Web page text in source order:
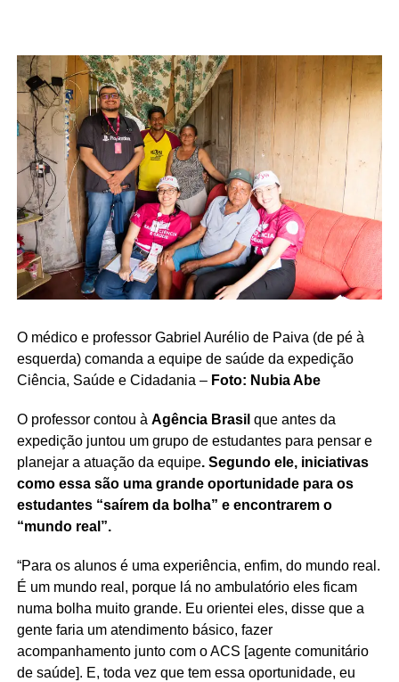
O médico e professor Gabriel Aurélio de Paiva (de pé à
esquerda) comanda a equipe de saúde da expedição
Ciência, Saúde e Cidadania – Foto: Nubia Abe
O professor contou à Agência Brasil que antes da
expedição juntou um grupo de estudantes para pensar e
planejar a atuação da equipe. Segundo ele, iniciativas
como essa são uma grande oportunidade para os
estudantes “saírem da bolha” e encontrarem o
“mundo real”.
“Para os alunos é uma experiência, enfim, do mundo real.
É um mundo real, porque lá no ambulatório eles ficam
numa bolha muito grande. Eu orientei eles, disse que a
gente faria um atendimento básico, fazer
acompanhamento junto com o ACS [agente comunitário
de saúde]. E, toda vez que tem essa oportunidade, eu